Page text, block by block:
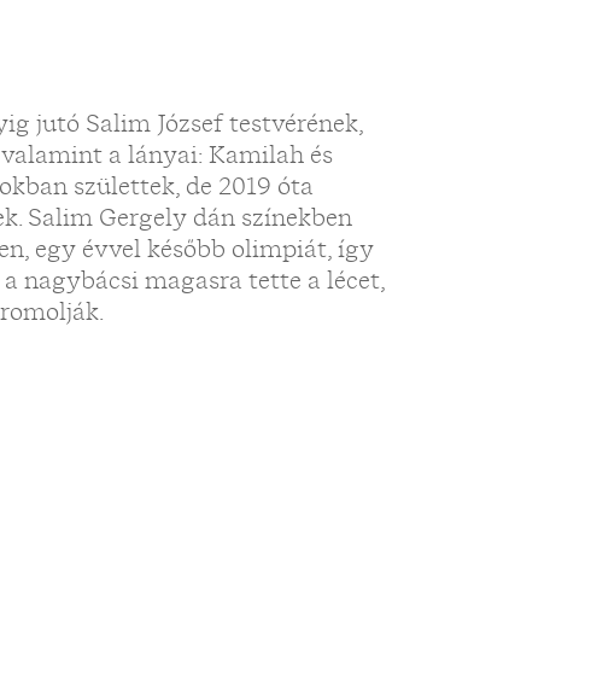
jutó Salim József testvérének,
a lányai: Kamilah és
születtek, de 2019 óta
Salim Gergely dán színekben
egy évvel később olimpiát, így
nagybácsi magasra tette a lécet,